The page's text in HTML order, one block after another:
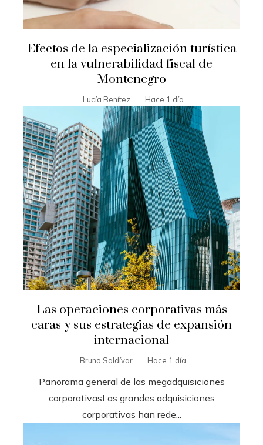
Efectos de la especialización turística
en la vulnerabilidad fiscal de
Montenegro
Lucía Benítez Hace 1 día
Las operaciones corporativas más
caras y sus estrategias de expansión
internacional
Bruno Saldívar Hace 1 día
Panorama general de las megadquisiciones
corporativasLas grandes adquisiciones
corporativas han rede...